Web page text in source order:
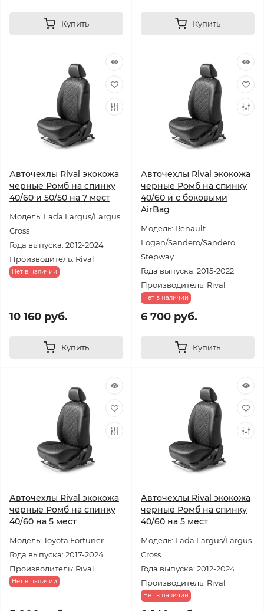
Купить Купить
Авточехлы Rival экокожа
черные Ромб на спинку
40/60 и 50/50 на 7 мест
Модель: Lada Largus/Largus
Cross
Года выпуска: 2012-2024
Производитель: Rival
Нет в наличии
10 160 руб.
Купить
Авточехлы Rival экокожа
черные Ромб на спинку
40/60 и с боковыми
AirBag
Модель: Renault
Logan/Sandero/Sandero
Stepway
Года выпуска: 2015-2022
Производитель: Rival
Нет в наличии
6 700 руб.
Купить
Авточехлы Rival экокожа
черные Ромб на спинку
40/60 на 5 мест
Модель: Toyota Fortuner
Года выпуска: 2017-2024
Производитель: Rival
Нет в наличии
Авточехлы Rival экокожа
черные Ромб на спинку
40/60 на 5 мест
Модель: Lada Largus/Largus
Cross
Года выпуска: 2012-2024
Производитель: Rival
Нет в наличии